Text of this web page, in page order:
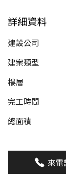
詳細資料
建設公司
建案類型
樓層
完工時間
總面積
警衛管理
管理費
來電